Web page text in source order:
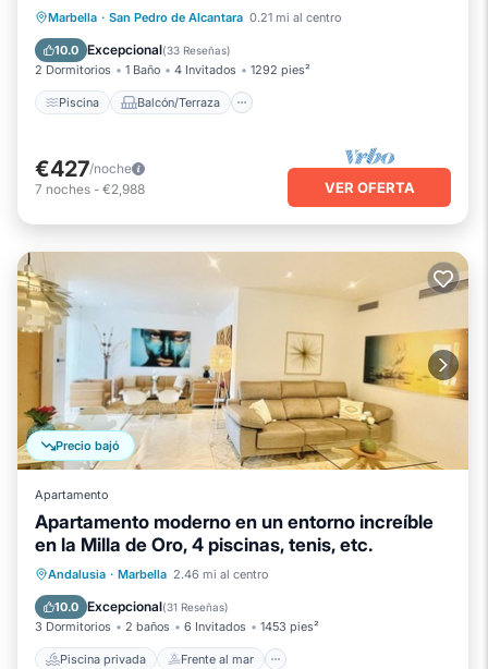
Marbella · San Pedro de Alcantara 0.21 mi al centro
10.0 Excepcional(33 Reseñas)
2 Dormitorios 1 Baño 4 Invitados 1292 pies²
Piscina Balcón/Terraza
Piscina Balcón/Terraza
Cocina
Aire acondicionado
€427/noche
7 noches - €2,988 VER OFERTA
Precio bajó
Apartamento
Apartamento moderno en un entorno increíble
en la Milla de Oro, 4 piscinas, tenis, etc.
Andalusia · Marbella 2.46 mi al centro
10.0 Excepcional(31 Reseñas)
3 Dormitorios 2 baños 6 Invitados 1453 pies²
Piscina privada Frente al mar
Piscina privada
Frente al mar
Bañera de hidromasaje